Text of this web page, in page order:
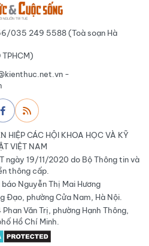
035 249 5588 (Toà soạn Hà
-
HIỆP CÁC HỘI KHOA HỌC VÀ KỸ
VIỆT NAM
ngày 19/11/2020 do Bộ Thông tin và
thông cấp.
Nguyễn Thị Mai Hương
Đạo, phường Cửa Nam, Hà Nội.
Văn Trị, phường Hạnh Thông,
Hồ Chí Minh.